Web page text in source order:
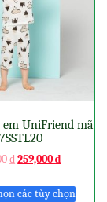
em UniFriend mã
₫259,000₫
các tùy chọn